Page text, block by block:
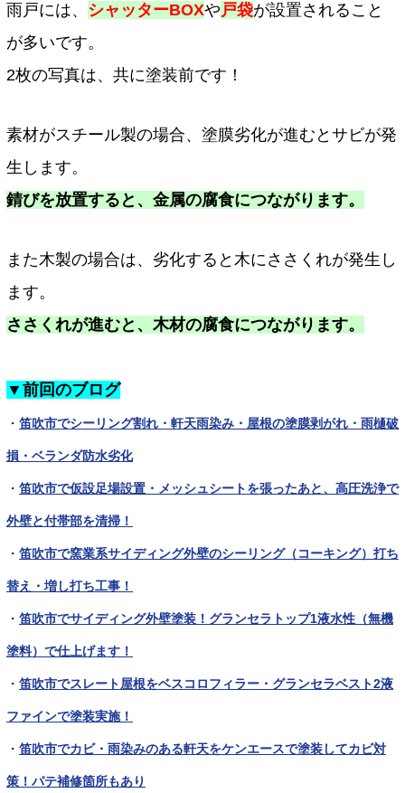
雨戸には、 シャッターBOXや戸袋が設置されること
が多いです。
2枚の写真は、共に塗装前です！
素材がスチール製の場合、塗膜劣化が進むとサビが発
生します。
錆びを放置すると、金属の腐食につながります。
また木製の場合は、劣化すると木にささくれが発生し
ます。
ささくれが進むと、木材の腐食につながります。
▼前回のブログ
・ 笛吹市でシーリング割れ・軒天雨染み・屋根の塗膜剥がれ・雨樋破
損・ベランダ防水劣化
・ 笛吹市で仮設足場設置・メッシュシートを張ったあと、高圧洗浄で
外壁と付帯部を清掃！
・ 笛吹市で窯業系サイディング外壁のシーリング（コーキング）打ち
替え・増し打ち工事！
・ 笛吹市でサイディング外壁塗装！グランセラトップ1液水性（無機
塗料）で仕上げます！
・ 笛吹市でスレート屋根をベスコロフィラー・グランセラベスト2液
ファインで塗装実施！
・ 笛吹市でカビ・雨染みのある軒天をケンエースで塗装してカビ対
策！パテ補修箇所もあり